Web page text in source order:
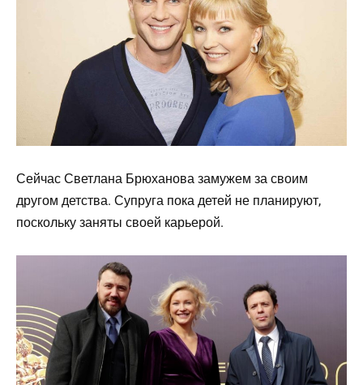
Сейчас Светлана Брюханова замужем за своим
другом детства. Супруга пока детей не планируют,
поскольку заняты своей карьерой.